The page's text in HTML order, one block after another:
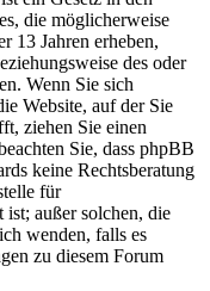
die möglicherweise
13 Jahren erheben,
des oder
Wenn Sie sich
Website, auf der Sie
ziehen Sie einen
Sie, dass phpBB
keine Rechtsberatung
für
ist; außer solchen, die
wenden, falls es
zu diesem Forum